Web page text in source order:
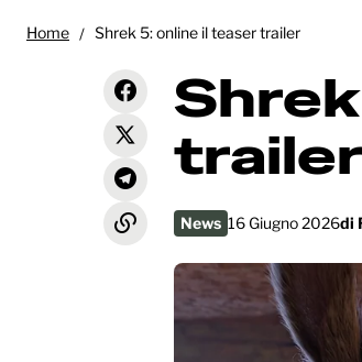
"The Lord of the Rings: The Hunt
Home Shrek 5: online il teaser trailer
trailer
News 16 Giugno 2026di